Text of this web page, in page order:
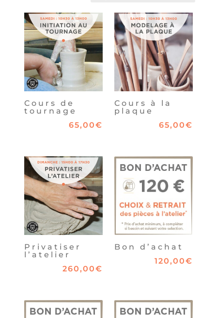
Cours de
tournage
65,00€
Cours à la
plaque
65,00€
Privatiser
l’atelier
260,00€
Bon d’achat
120,00€